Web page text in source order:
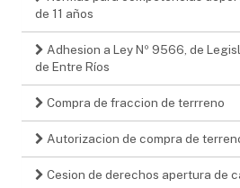
de 11 años
Adhesion a Ley Nº 9566, de
de Entre Ríos
Compra de fraccion de terrreno
Autorizacion de compra de
Cesion de derechos apertura de